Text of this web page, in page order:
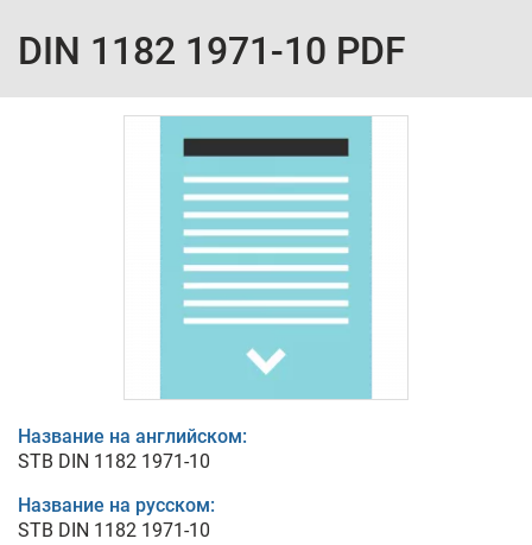
DIN 1182 1971-10 PDF
Название на английском:
STB DIN 1182 1971-10
Название на русском:
STB DIN 1182 1971-10